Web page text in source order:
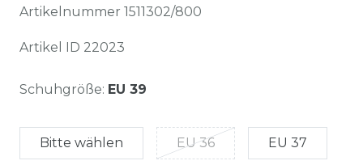
Artikelnummer 1511302/800
Artikel ID 22023
Schuhgröße: EU 39
Bitte wählen EU 36 EU 37